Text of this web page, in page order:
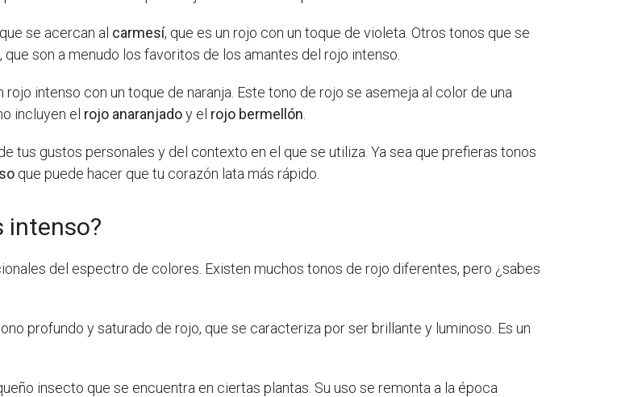
se acercan al carmesí, que es un rojo con un toque de violeta. Otros tonos que se
, que son a menudo los favoritos de los amantes del rojo intenso.
rojo intenso con un toque de naranja. Este tono de rojo se asemeja al color de una
incluyen el rojo anaranjadoy el rojo bermellón
tus gustos personales y del contexto en el que se utiliza. Ya sea que prefieras tonos
que puede hacer que tu corazón lata más rápido.
intenso?
del espectro de colores. Existen muchos tonos de rojo diferentes, pero ¿sabes
profundo y saturado de rojo, que se caracteriza por ser brillante y luminoso. Es un
insecto que se encuentra en ciertas plantas. Su uso se remonta a la época